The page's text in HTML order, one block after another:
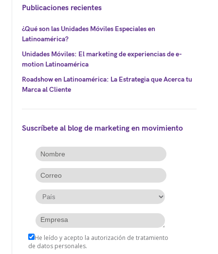
Publicaciones recientes
¿Qué son las Unidades Móviles Especiales en
Latinoamérica?
Unidades Móviles: El marketing de experiencias de e-
motion Latinoamérica
Roadshow en Latinoamérica: La Estrategia que Acerca tu
Marca al Cliente
Suscríbete al blog de marketing en movimiento